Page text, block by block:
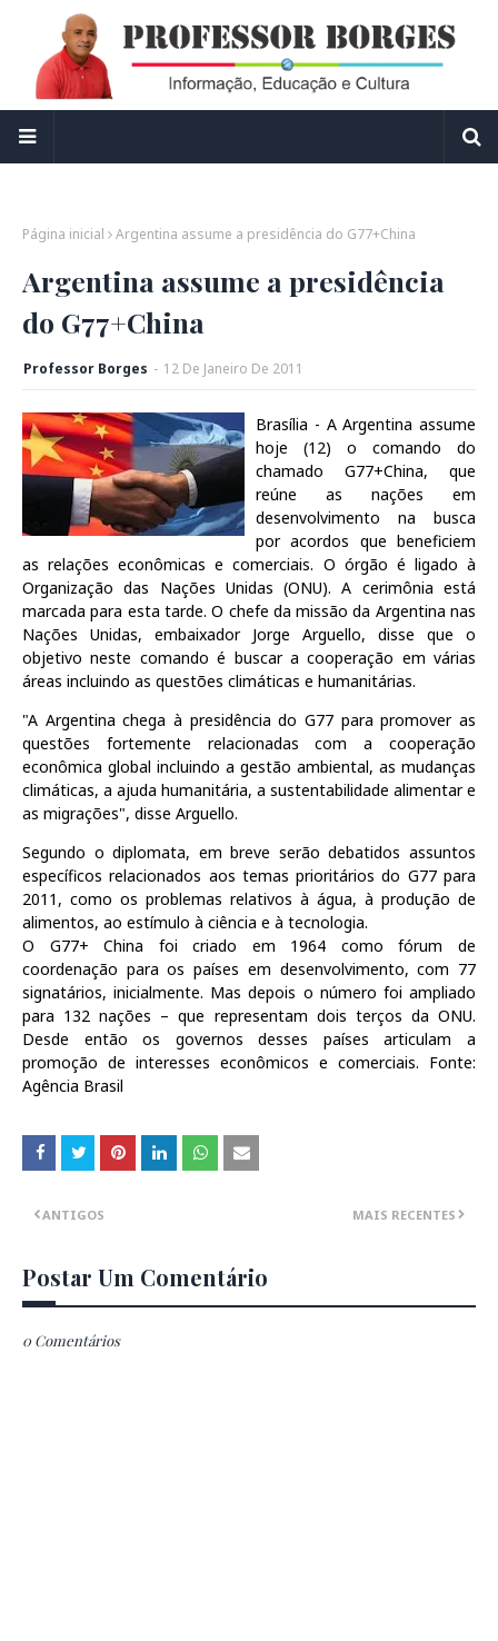
Página inicial Argentina assume a presidência do G77+China
Argentina assume a presidência
do G77+China
Professor Borges - 12 De Janeiro De 2011
Brasília - A Argentina assume
hoje (12) o comando do
chamado G77+China, que
reúne as nações em
desenvolvimento na busca
por acordos que beneficiem
as relações econômicas e comerciais. O órgão é ligado à
Organização das Nações Unidas (ONU). A cerimônia está
marcada para esta tarde. O chefe da missão da Argentina nas
Nações Unidas, embaixador Jorge Arguello, disse que o
objetivo neste comando é buscar a cooperação em várias
áreas incluindo as questões climáticas e humanitárias.
"A Argentina chega à presidência do G77 para promover as
questões fortemente relacionadas com a cooperação
econômica global incluindo a gestão ambiental, as mudanças
climáticas, a ajuda humanitária, a sustentabilidade alimentar e
as migrações", disse Arguello.
Segundo o diplomata, em breve serão debatidos assuntos
específicos relacionados aos temas prioritários do G77 para
2011, como os problemas relativos à água, à produção de
alimentos, ao estímulo à ciência e à tecnologia.
O G77+ China foi criado em 1964 como fórum de
coordenação para os países em desenvolvimento, com 77
signatários, inicialmente. Mas depois o número foi ampliado
para 132 nações – que representam dois terços da ONU.
Desde então os governos desses países articulam a
promoção de interesses econômicos e comerciais. Fonte:
Agência Brasil
MAIS RECENTES
ANTIGOS
Postar Um Comentário
0 Comentários